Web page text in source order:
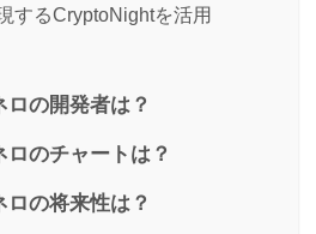
するCryptoNightを活用
の開発者は？
のチャートは？
の将来性は？